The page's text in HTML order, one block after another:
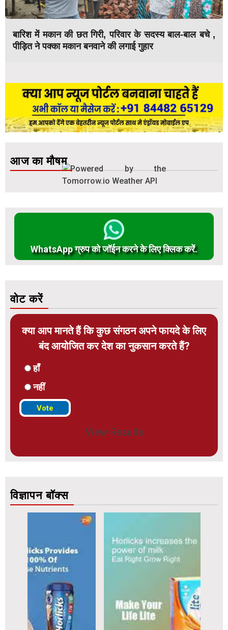
बारिश में मकान की छत गिरी, परिवार के सदस्य बाल-बाल बचे ,
पीड़ित ने पक्का मकान बनवाने की लगाई गुहार
आज का मौषम
WhatsApp ग्रुप को जॉईन करने के लिए क्लिक करें.
वोट करें
क्या आप मानते हैं कि कुछ संगठन अपने फायदे के लिए
बंद आयोजित कर देश का नुकसान करते हैं?
हाँ
नहीं
View Results
विज्ञापन बॉक्स